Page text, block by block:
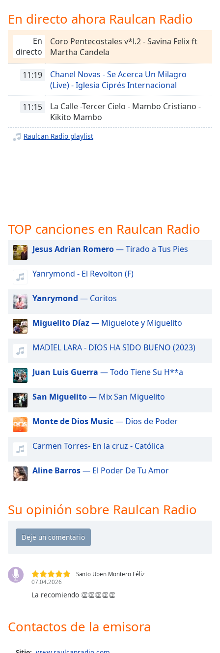
Playback
Rate
Chapters
Chapters
descriptions
off,
subtitles
settings
dialog
subtitles
selected
Audio
Track
Picture-
in-
Fullscreen
modal
window.
Beginning
dialog
Escape
close
window.
Color
Text
En directo ahora Raulcan Radio
En
directo
Coro Pentecostales v*l.2 - Savina Felix ft
Martha Candela
11:19
Chanel Novas - Se Acerca Un Milagro
(Live) - Iglesia Ciprés Internacional
11:15
La Calle -Tercer Cielo - Mambo Cristiano -
Kikito Mambo
Raulcan Radio playlist
TOP canciones en Raulcan Radio
Jesus Adrian Romero— Tirado a Tus Pies
Yanrymond - El Revolton (F)
Yanrymond — Coritos
Miguelito Díaz— Miguelote y Miguelito
MADIEL LARA - DIOS HA SIDO BUENO (2023)
Juan Luis Guerra — Todo Tiene Su H**a
San Miguelito— Mix San Miguelito
Monte de Dios Music— Dios de Poder
Carmen Torres- En la cruz - Católica
Aline Barros— El Poder De Tu Amor
Su opinión sobre Raulcan Radio
Santo Uben Montero Féliz
07.04.2026
La recomiendo 👏👏👏👏👏
Contactos de la emisora